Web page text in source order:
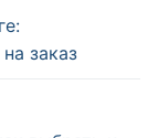
заказ